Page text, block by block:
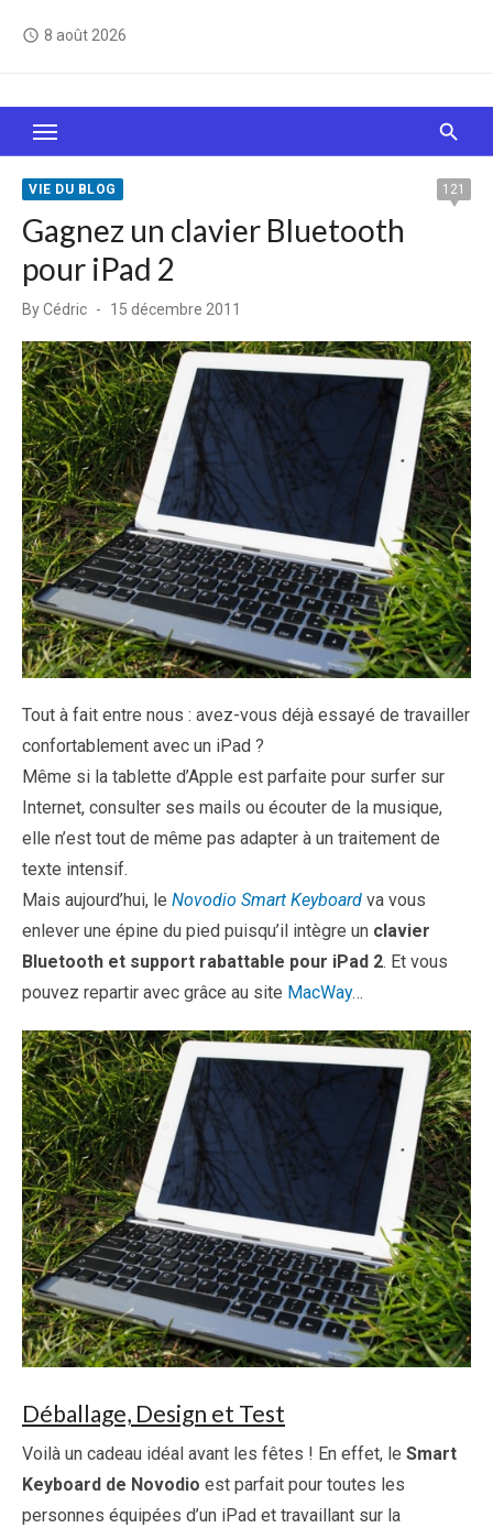
access_time 8 août 2026
Le Web, c'est comme une boîte de chocolats… On
sait jamais sur quoi on va tomber !
VIE DU BLOG 121
Gagnez un clavier Bluetooth
pour iPad 2
ByCédric
Posted
15 décembre 2011
Tout à fait entre nous : avez-vous déjà essayé de travailler
confortablement avec un iPad ?
Même si la tablette d’Apple est parfaite pour surfer sur
Internet, consulter ses mails ou écouter de la musique,
elle n’est tout de même pas adapter à un traitement de
texte intensif.
Mais aujourd’hui, le Novodio Smart Keyboard va vous
enlever une épine du pied puisqu’il intègre un clavier
Bluetooth et support rabattable pour iPad 2. Et vous
pouvez repartir avec grâce au site MacWay…
Déballage, Design et Test
Voilà un cadeau idéal avant les fêtes ! En effet, le Smart
Keyboard de Novodio est parfait pour toutes les
personnes équipées d’un iPad et travaillant sur la